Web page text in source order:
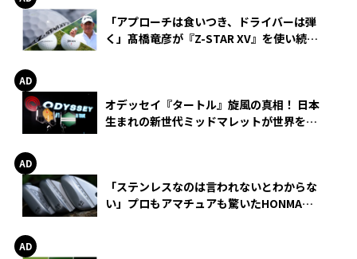
「アプローチは食いつき、ドライバーは弾
く」髙橋竜彦が『Z-STAR XV』を使い続け
オデッセイ『タートル』旋風の真相！ 日本
生まれの新世代ミッドマレットが世界を席
「ステンレスなのは言われないとわからな
い」プロもアマチュアも驚いたHONMA